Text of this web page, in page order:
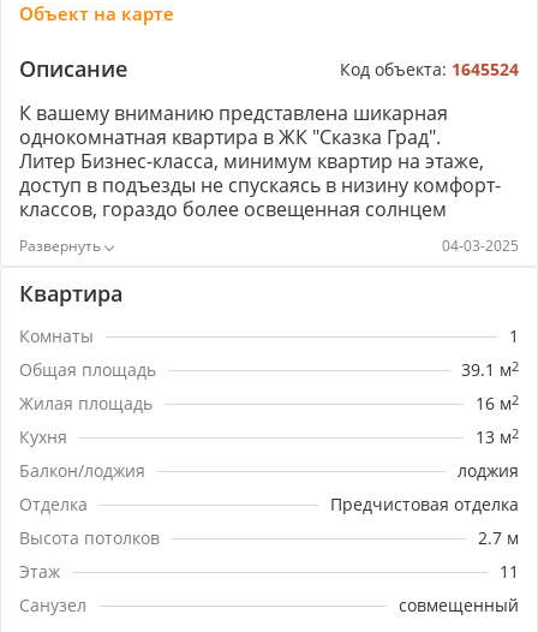
Объект на карте
Описание Код объекта: 1645524
К вашему вниманию представлена шикарная
однокомнатная квартира в ЖК "Сказка Град".
Литер Бизнес-класса, минимум квартир на этаже,
доступ в подъезды не спускаясь в низину комфорт-
классов, гораздо более освещенная солнцем
Масса парковочных мест рядом с домом, огромное
множество детских и спортивных площадок, а также
различной коммерции.
Удобное расположение и наличие всех
поблизости.
Рядом с домом находятся средняя
общеобразовательная школа №58, специальная
коррекционная школа №59, детский сад №25 для
детей раннего возраста, а также городская
поликлиника №17.
В 10 минутах езды располагается единственный
аэропорт города, а также самый большой
ТЦ "ОЗ МОЛЛ".
Готовы рассмотреть квартиру на покупку здесь
и сейчас, тогда звоните скорее!
Номер объекта:
04-03-2025
Квартира
Комнаты
1
Общая площадь
39.1 м2
Жилая площадь 16 м2
Кухня 13 м2
Балкон/лоджия
лоджия
Отделка
Предчистовая отделка
Высота потолков
2.7 м
Этаж
11
Санузел
совмещенный